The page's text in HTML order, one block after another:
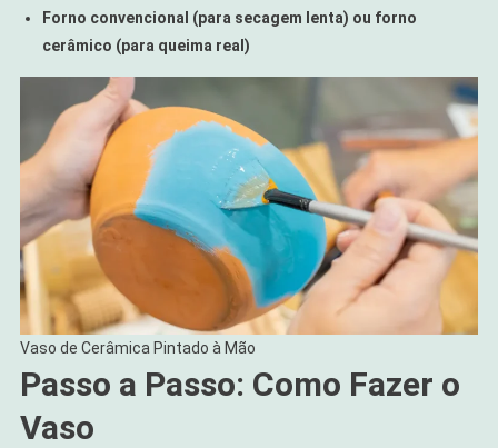
Forno convencional (para secagem lenta) ou forno
cerâmico (para queima real)
Vaso de Cerâmica Pintado à Mão
Passo a Passo: Como Fazer o
Vaso